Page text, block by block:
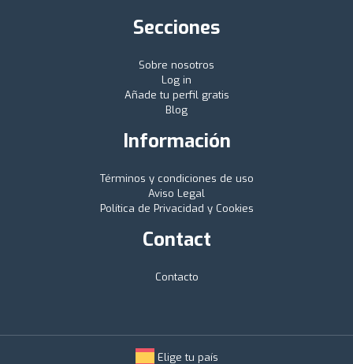
Secciones
Sobre nosotros
Log in
Añade tu perfil gratis
Blog
Información
Términos y condiciones de uso
Aviso Legal
Política de Privacidad y Cookies
Contact
Contacto
Elige tu país